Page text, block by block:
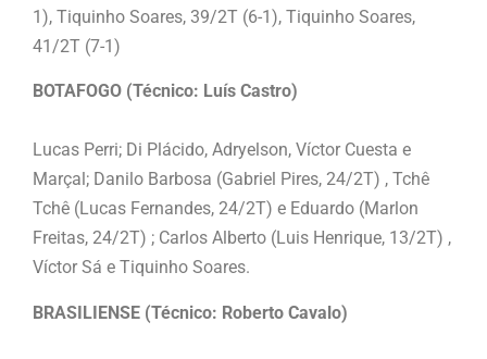
1), Tiquinho Soares, 39/2T (6-1), Tiquinho Soares,
41/2T (7-1)
BOTAFOGO (Técnico: Luís Castro)
Lucas Perri; Di Plácido, Adryelson, Víctor Cuesta e
Marçal; Danilo Barbosa (Gabriel Pires, 24/2T) , Tchê
Tchê (Lucas Fernandes, 24/2T) e Eduardo (Marlon
Freitas, 24/2T) ; Carlos Alberto (Luis Henrique, 13/2T) ,
Víctor Sá e Tiquinho Soares.
BRASILIENSE (Técnico: Roberto Cavalo)